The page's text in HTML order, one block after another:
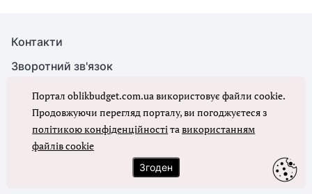
Контакти
Зворотний зв'язок
Карта сайту
Наші видання
Правила cookie
Політика конфіденційності
Портал oblikbudget.com.ua використовує файли cookie.
Продовжуючи перегляд порталу, ви погоджуєтеся з
політикою конфіденційностітавикористанням
файлів cookie
Згоден